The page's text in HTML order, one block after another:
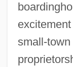
small-